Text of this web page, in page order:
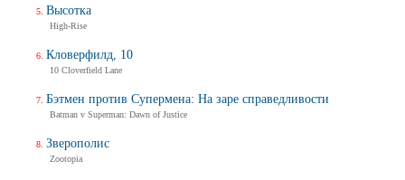
Высотка
High-Rise
Кловерфилд, 10
10 Cloverfield Lane
Бэтмен против Супермена: На заре справедливости
Batman v Superman: Dawn of Justice
Зверополис
Zootopia